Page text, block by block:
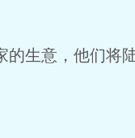
生意，他们将